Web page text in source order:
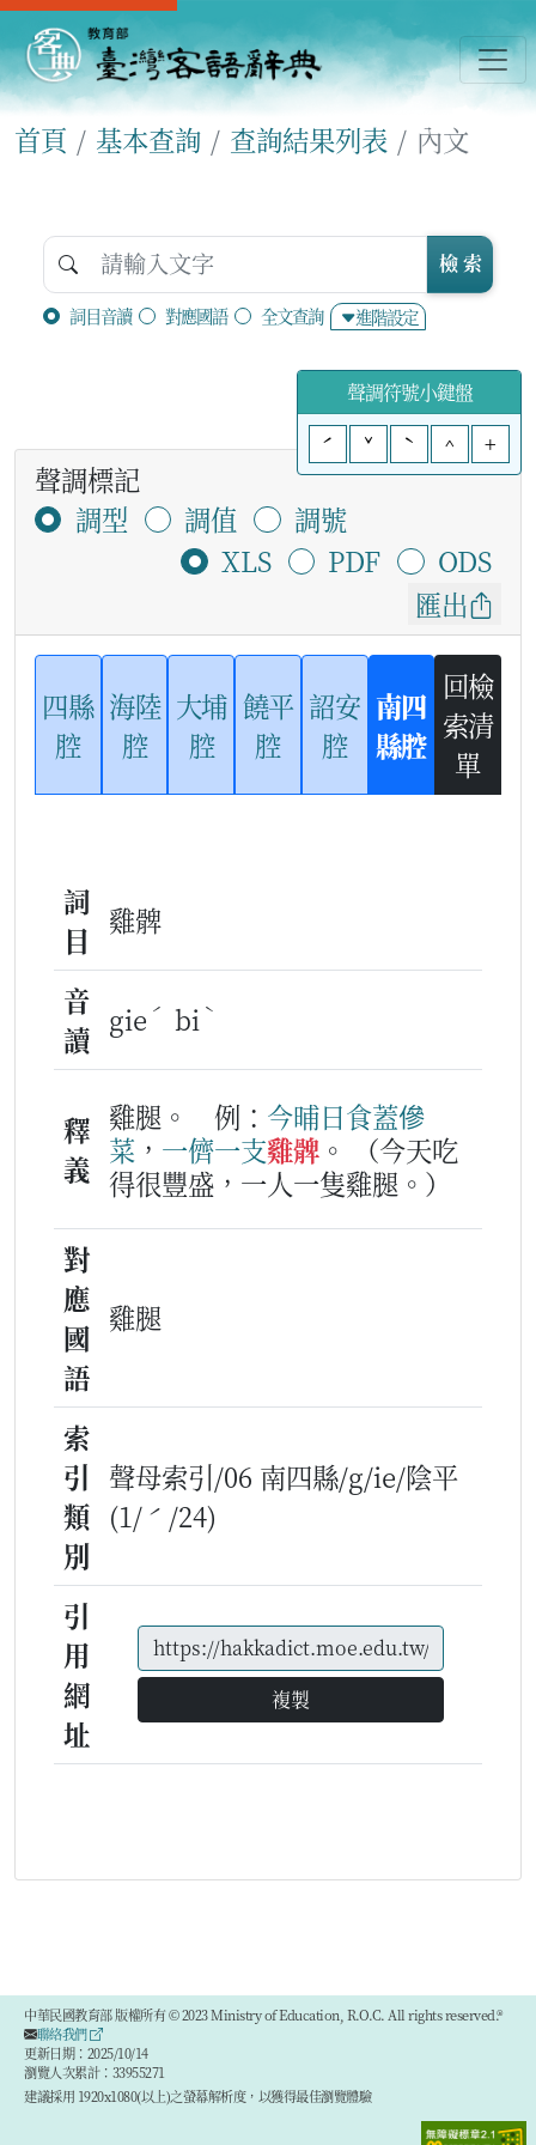
首頁 基本查詢 查詢結果列表 內文
詞目音讀 對應國語 全文查詢 進階設定
檢 索
聲調符號小鍵盤
ˊ
ˇ ˋ ^ +
聲調標記
調型
調值
調號
XLS
PDF
ODS
匯出
四縣
腔
海陸
腔
大埔
腔
饒平
腔
詔安
腔
南四
縣腔
回檢
索清
單
詞
目
雞髀
音
讀
gie ˊ bi ˋ
釋
義
雞腿。 例： 今晡日食蓋傪
菜 ， 一儕一支雞髀 。
（今天吃
得很豐盛，一人一隻雞腿。）
對
應
國
語
雞腿
索
引
類
別
聲母索引/06 南四縣/g/ie/陰平
(1/ˊ/24)
引
用
網
址
複製
中華民國教育部 版權所有 © 2023 Ministry of Education, R.O.C. All rights reserved.®
聯絡我們
更新日期：2025/10/14
瀏覽人次累計：33955271
建議採用 1920x1080(以上)之螢幕解析度，以獲得最佳瀏覽體驗